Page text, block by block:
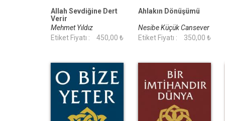
Allah Sevdiğine Dert
Verir
Mehmet Yıldız
Etiket Fiyatı :
450,00 ₺
Ahlakın Dönüşümü
Nesibe Küçük Cansever
Etiket Fiyatı :
350,00 ₺